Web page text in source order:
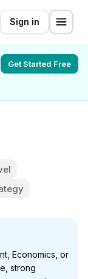
Sign in
Get Started Free
Economics, or
strong